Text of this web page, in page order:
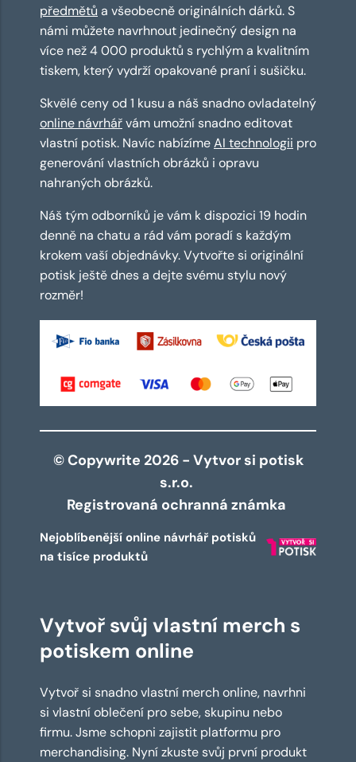
předmětů a všeobecně originálních dárků. S
námi můžete navrhnout jedinečný design na
více než 4 000 produktů s rychlým a kvalitním
tiskem, který vydrží opakované praní i sušičku.
Skvělé ceny od 1 kusu a náš snadno ovladatelný
online návrhářvám umožní snadno editovat
vlastní potisk. Navíc nabízímeAI technologii pro
generování vlastních obrázků i opravu
nahraných obrázků.
Náš tým odborníků je vám k dispozici 19 hodin
denně na chatu a rád vám poradí s každým
krokem vaší objednávky. Vytvořte si originální
potisk ještě dnes a dejte svému stylu nový
rozměr!
© Copywrite 2026 - Vytvor si potisk
s.r.o.
Registrovaná ochranná známka
Nejoblíbenější online návrhář potisků
na tisíce produktů
Vytvoř svůj vlastní merch s
potiskem online
Vytvoř si snadno vlastní merch online, navrhni
si vlastní oblečení pro sebe, skupinu nebo
firmu. Jsme schopni zajistit platformu pro
merchandising. Nyní zkuste svůj první produkt